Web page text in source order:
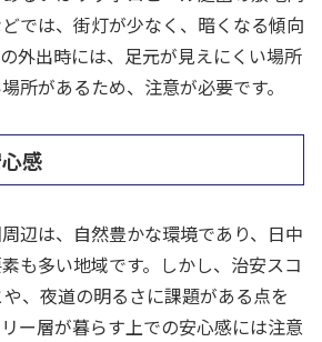
では、街灯が少なく、暗くなる傾向
外出時には、足元が見えにくい場所
所があるため、注意が必要です。
感
辺は、自然豊かな環境であり、日中
も多い地域です。しかし、治安スコ
、夜道の明るさに課題がある点を
ー層が暮らす上での安心感には注意